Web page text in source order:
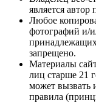
является автор
Любое
фотографий и/
принадлежащих
запрещено.
Материалы
лиц старше 21
может вызвать
правила